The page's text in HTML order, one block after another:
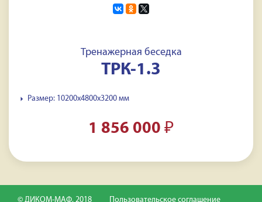
Тренажерная беседка
ТРК-1.3
Размер: 10200х4800х3200 мм
1 856 000 ₽
© ДИКОМ-МАФ, 2018 Пользовательское соглашение